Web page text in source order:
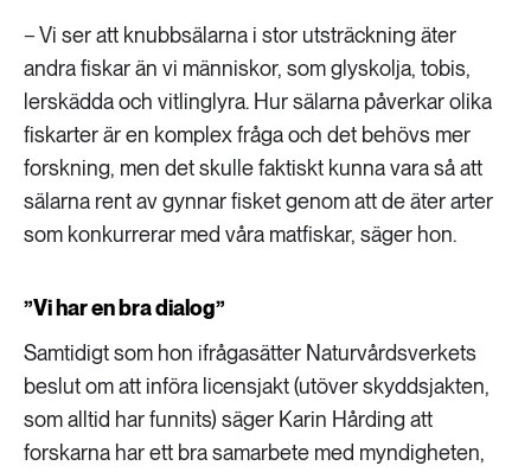
− Vi ser att knubbsälarna i stor utsträckning äter
andra fiskar än vi människor, som glyskolja, tobis,
lerskädda och vitlinglyra. Hur sälarna påverkar olika
fiskarter är en komplex fråga och det behövs mer
forskning, men det skulle faktiskt kunna vara så att
sälarna rent av gynnar fisket genom att de äter arter
som konkurrerar med våra matfiskar, säger hon.
”Vi har en bra dialog”
Samtidigt som hon ifrågasätter Naturvårdsverkets
beslut om att införa licensjakt (utöver skyddsjakten,
som alltid har funnits) säger Karin Hårding att
forskarna har ett bra samarbete med myndigheten,